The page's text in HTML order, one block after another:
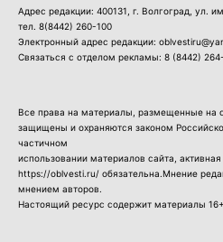
Адрес редакции: 400131, г. Волгоград, ул.
тел. 8(8442) 260-100
Электронный адрес редакции:
Связаться с отделом рекламы: 8 (8442)
Все права на материалы, размещенные на
защищены и охраняются законом
частичном
использовании материалов сайта,
https://oblvesti.ru/ обязательна.Мнение
мнением авторов.
Настоящий ресурс содержит материалы 16+